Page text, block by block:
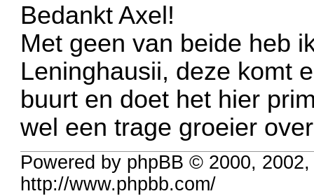
Bedankt Axel!
Met geen van beide heb
Leninghausii, deze komt
buurt en doet het hier
wel een trage groeier
Powered by phpBB © 2000,
http://www.phpbb.com/